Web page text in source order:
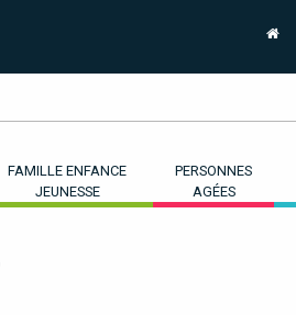
FAMILLE ENFANCE
JEUNESSE
PERSONNES
AGÉES